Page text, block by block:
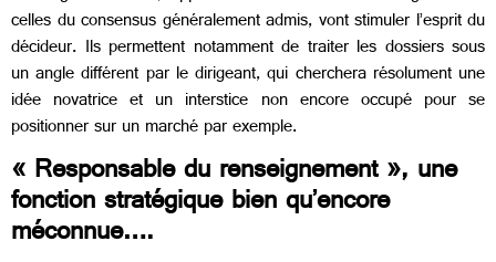
celles du consensus généralement admis, vont stimuler l’esprit du
décideur. Ils permettent notamment de traiter les dossiers sous
un angle différent par le dirigeant, qui cherchera résolument une
idée novatrice et un interstice non encore occupé pour se
positionner sur un marché par exemple.
« Responsable du renseignement », une
fonction stratégique bien qu’encore
méconnue….